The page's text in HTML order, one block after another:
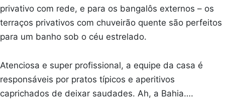
privativo com rede, e para os bangalôs externos – os
terraços privativos com chuveirão quente são perfeitos
para um banho sob o céu estrelado.
Atenciosa e super profissional, a equipe da casa é
responsáveis por pratos típicos e aperitivos
caprichados de deixar saudades. Ah, a Bahia….